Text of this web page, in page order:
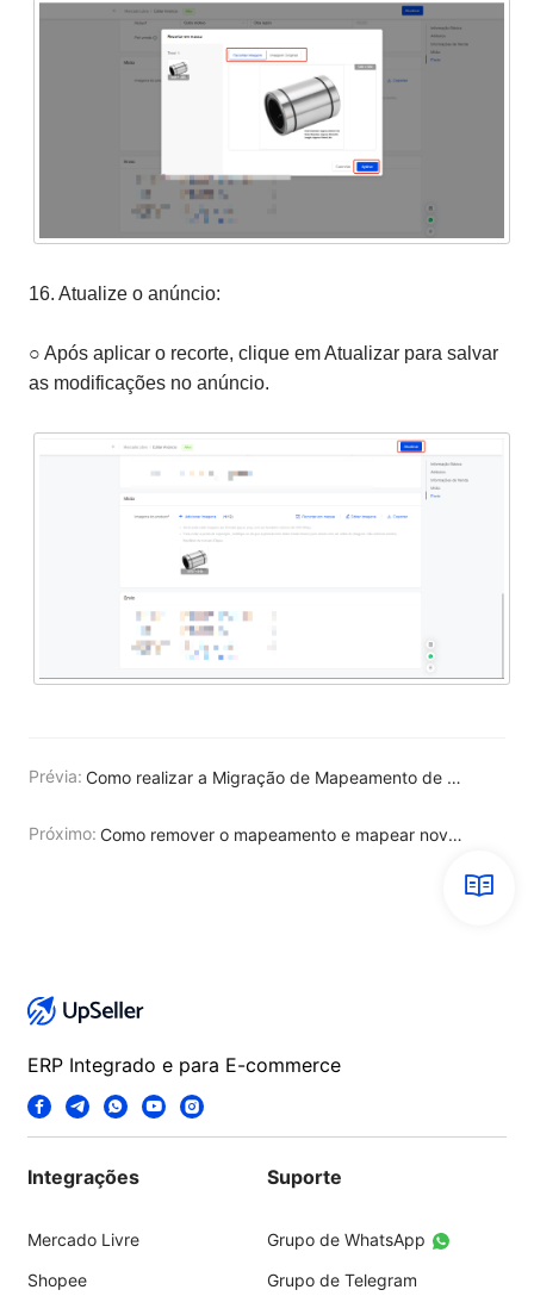
16. Atualize o anúncio:
○ Após aplicar o recorte, clique em Atualizar para salvar
as modificações no anúncio.
Prévia: Como realizar a Migração de Mapeamento de User Product?
Próximo: Como remover o mapeamento e mapear novamente?
ERP Integrado e para E-commerce
Integrações
Mercado Livre
Shopee
Suporte
Grupo de WhatsApp
Grupo de Telegram